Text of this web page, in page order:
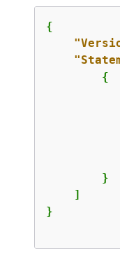
{
{
        }
    ]
}